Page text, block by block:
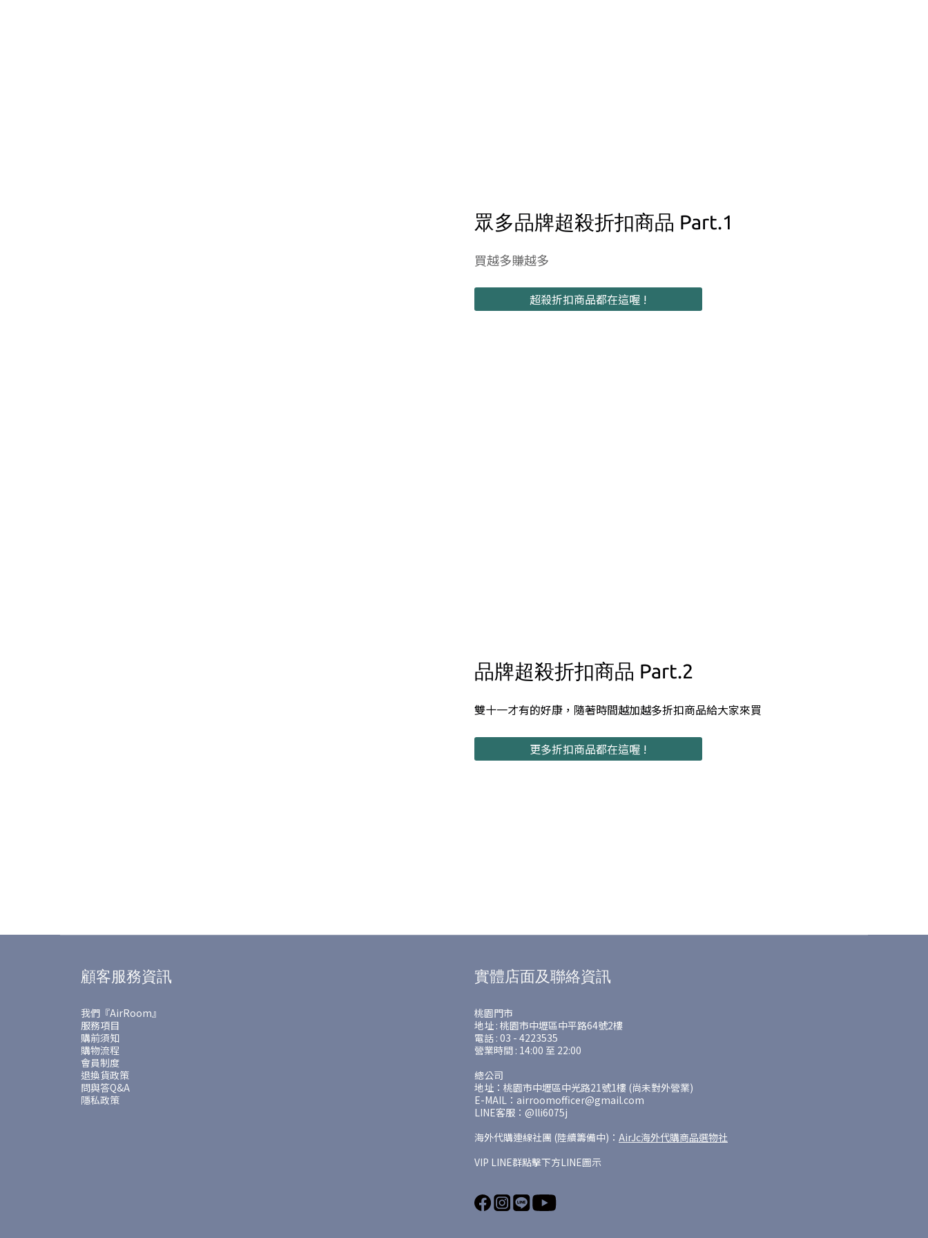
眾多品牌超殺折扣商品 Part.1
買越多賺越多
超殺折扣商品都在這喔 !
品牌超殺折扣商品 Part.2
雙十一才有的好康，隨著時間越加越多折扣商品給大家來買
更多折扣商品都在這喔 !
顧客服務資訊
我們『AirRoom』
服務項目
購前須知
購物流程
會員制度
退換貨政策
問與答Q&A
隱私政策
實體店面及聯絡資訊
桃園門市
地址 : 桃園市中壢區中平路64號2樓
電話 : 03 - 4223535
營業時間 : 14:00 至 22:00
總公司
地址：桃園市中壢區中光路21號1樓 (尚未對外營業)
E-MAIL：airroomofficer@gmail.com
LINE客服：@lli6075j
海外代購連線社團 (陸續籌備中)： AirJc海外代購商品選物社
VIP LINE群點擊下方LINE圖示